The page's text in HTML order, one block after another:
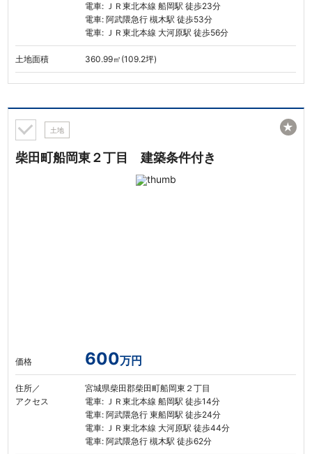
電車: ＪＲ東北本線 船岡駅 徒歩23分
電車: 阿武隈急行 槻木駅 徒歩53分
電車: ＪＲ東北本線 大河原駅 徒歩56分
土地面積 360.99㎡(109.2坪)
土地
柴田町船岡東２丁目 建築条件付き
価格 600万円
住所／
アクセス
宮城県柴田郡柴田町船岡東２丁目
電車: ＪＲ東北本線 船岡駅 徒歩14分
電車: 阿武隈急行 東船岡駅 徒歩24分
電車: ＪＲ東北本線 大河原駅 徒歩44分
電車: 阿武隈急行 槻木駅 徒歩62分
★